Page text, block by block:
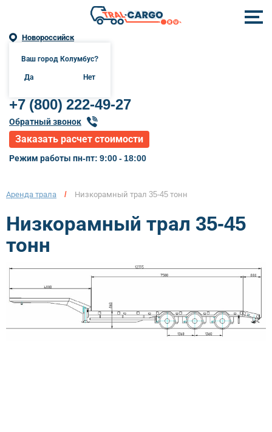
Новороссийск
Ваш город Колумбус?
Да Нет
г. Новороссийск онлайн-
+7 (800) 222-49-27
Обратный звонок
Заказать расчет стоимости
Режим работы пн-пт: 9:00 - 18:00
Аренда трала / Низкорамный трал 35-45 тонн
Низкорамный трал 35-45
тонн